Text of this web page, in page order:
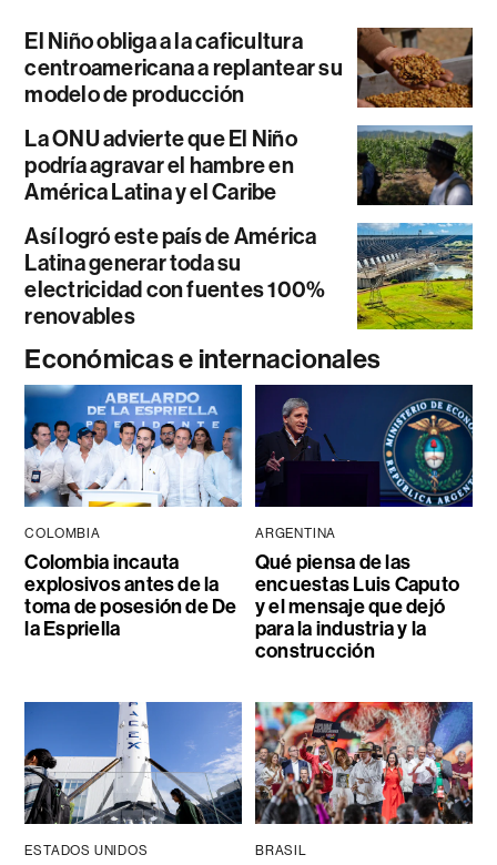
El Niño obliga a la caficultura
centroamericana a replantear su
modelo de producción
La ONU advierte que El Niño
podría agravar el hambre en
América Latina y el Caribe
Así logró este país de América
Latina generar toda su
electricidad con fuentes 100%
renovables
Económicas e internacionales
COLOMBIA
Colombia incauta
explosivos antes de la
toma de posesión de De
la Espriella
ARGENTINA
Qué piensa de las
encuestas Luis Caputo
y el mensaje que dejó
para la industria y la
construcción
ESTADOS UNIDOS BRASIL